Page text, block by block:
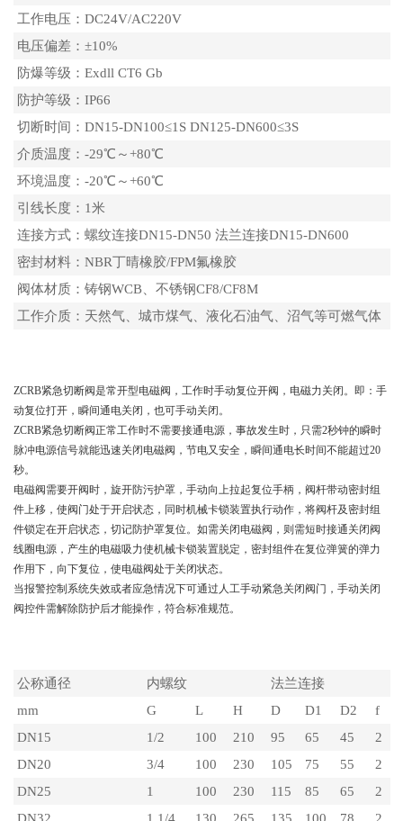
工作电压：DC24V/AC220V
电压偏差：±10%
防爆等级：Exdll CT6 Gb
防护等级：IP66
切断时间：DN15-DN100≤1S DN125-DN600≤3S
介质温度：-29℃～+80℃
环境温度：-20℃～+60℃
引线长度：1米
连接方式：螺纹连接DN15-DN50 法兰连接DN15-DN600
密封材料：NBR丁晴橡胶/FPM氟橡胶
阀体材质：铸钢WCB、不锈钢CF8/CF8M
工作介质：天然气、城市煤气、液化石油气、沼气等可燃气体
ZCRB紧急切断阀是常开型电磁阀，工作时手动复位开阀，电磁力关闭。即：手
动复位打开，瞬间通电关闭，也可手动关闭。
ZCRB紧急切断阀正常工作时不需要接通电源，事故发生时，只需2秒钟的瞬时
脉冲电源信号就能迅速关闭电磁阀，节电又安全，瞬间通电长时间不能超过20
秒。
电磁阀需要开阀时，旋开防污护罩，手动向上拉起复位手柄，阀杆带动密封组
件上移，使阀门处于开启状态，同时机械卡锁装置执行动作，将阀杆及密封组
件锁定在开启状态，切记防护罩复位。如需关闭电磁阀，则需短时接通关闭阀
线圈电源，产生的电磁吸力使机械卡锁装置脱定，密封组件在复位弹簧的弹力
作用下，向下复位，使电磁阀处于关闭状态。
当报警控制系统失效或者应急情况下可通过人工手动紧急关闭阀门，手动关闭
阀控件需解除防护后才能操作，符合标准规范。
公称通径 内螺纹
法兰连接
mm
G L H D D1 D2 f
DN15
1/2 100 210 95 65 45 2
DN20
3/4 100 230 105 75 55 2
DN25
1 100 230 115 85 65 2